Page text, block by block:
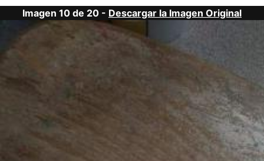
Imagen 10 de 20 - Descargar la Imagen Original